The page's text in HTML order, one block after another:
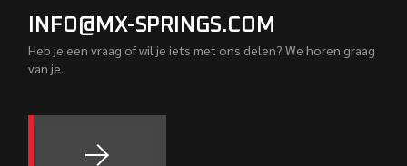
INFO@MX-SPRINGS.COM
Heb je een vraag of wil je iets met ons delen? We horen graag
van je.